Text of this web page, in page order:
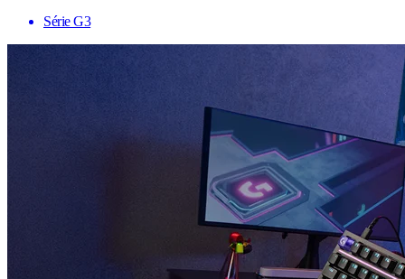
Série G3